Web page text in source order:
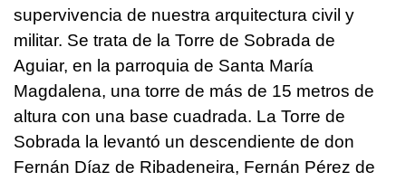
supervivencia de nuestra arquitectura civil y
militar. Se trata de la Torre de Sobrada de
Aguiar, en la parroquia de Santa María
Magdalena, una torre de más de 15 metros de
altura con una base cuadrada. La Torre de
Sobrada la levantó un descendiente de don
Fernán Díaz de Ribadeneira, Fernán Pérez de